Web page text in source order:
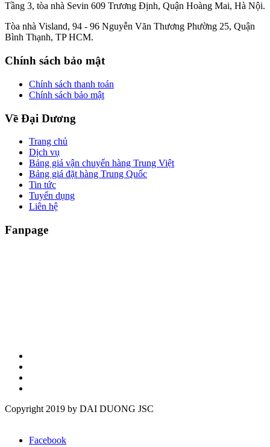
Tầng 3, tòa nhà Sevin 609 Trương Định, Quận Hoàng Mai, Hà Nội.
Tòa nhà Visland, 94 - 96 Nguyễn Văn Thương Phường 25, Quận
Bình Thạnh, TP HCM.
Chính sách bảo mật
Chính sách thanh toán
Chính sách bảo mật
Về Đại Dương
Trang chủ
Dịch vụ
Bảng giá vận chuyển hàng Trung Việt
Bảng giá đặt hàng Trung Quốc
Tin tức
Tuyển dụng
Liên hệ
Fanpage
Copyright 2019 by DAI DUONG JSC
Facebook